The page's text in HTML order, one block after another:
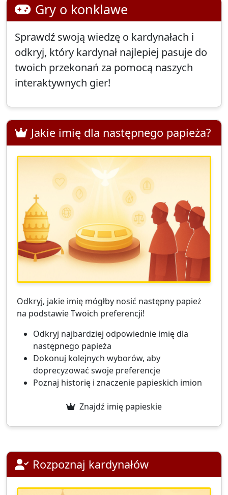
Gry o konklawe
Sprawdź swoją wiedzę o kardynałach i
odkryj, który kardynał najlepiej pasuje do
twoich przekonań za pomocą naszych
interaktywnych gier!
Jakie imię dla następnego papieża?
Odkryj, jakie imię mógłby nosić następny papież
na podstawie Twoich preferencji!
Odkryj najbardziej odpowiednie imię dla
następnego papieża
Dokonuj kolejnych wyborów, aby
doprecyzować swoje preferencje
Poznaj historię i znaczenie papieskich imion
Znajdź imię papieskie
Rozpoznaj kardynałów